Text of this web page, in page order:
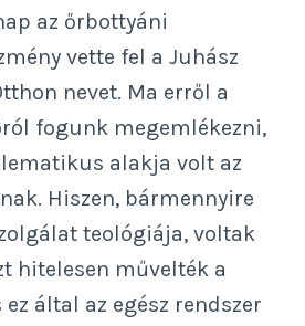
az őrbottyáni
vette fel a Juhász
nevet. Ma erről a
fogunk megemlékezni,
alakja volt az
Hiszen, bármennyire
teológiája, voltak
hitelesen művelték a
által az egész rendszer